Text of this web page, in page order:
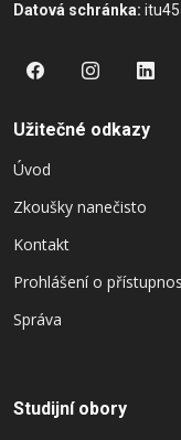
Datová schránka:
Užitečné odkazy
Úvod
Zkoušky nanečisto
Kontakt
Prohlášení o
Správa
Studijní obory